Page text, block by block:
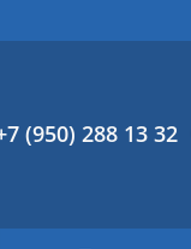
(950) 288 13 32